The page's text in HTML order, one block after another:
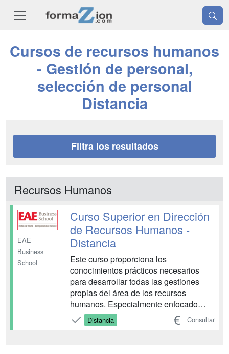
Cursos de recursos humanos
- Gestión de personal,
selección de personal
Distancia
Filtra los resultados
Recursos Humanos
EAE
Business
School
Curso Superior en Dirección
de Recursos Humanos -
Distancia
Este curso proporciona los
conocimientos prácticos necesarios
para desarrollar todas las gestiones
propias del área de los recursos
humanos. Especialmente enfocado
hacia la pequeña y mediana empresa
(PYMES), que suelen tener un déficit
Distancia Consultar